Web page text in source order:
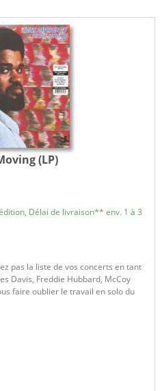
(LP)
Délai de livraison** env. 1 à 3
pas la liste de vos concerts en tant
Davis, Freddie Hubbard, McCoy
faire oublier le travail en solo du